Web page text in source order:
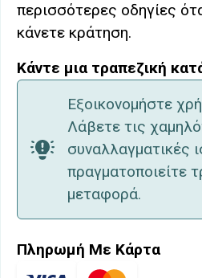
περισσότερες οδηγίες
κάνετε κράτηση.
Κάντε μια τραπεζική
Εξοικονομήστε
Λάβετε τις
συναλλαγματικές
πραγματοποιείτε
μεταφορά.
Πληρωμή Με Κάρτα